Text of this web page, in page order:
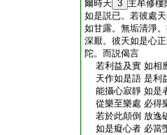
爾時天 3 主牟修
如是説已。若彼處
如甘露。無垢清淨
深厭。彼天如是心
陀。而説偈言
若利益及實 如相
天作如是語 是利
能攝心寂靜 如是
從樂至樂處 必得
若於此顛倒 放逸
如是癡心者 必當